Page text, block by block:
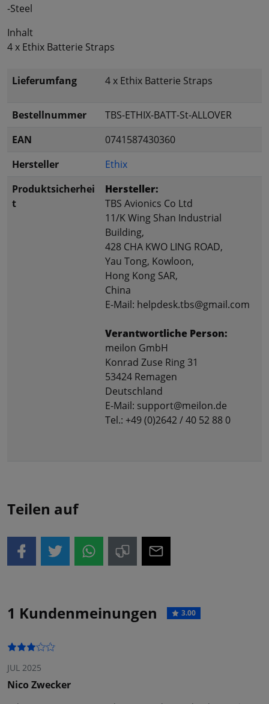
-Steel
Inhalt
4 x Ethix Batterie Straps
Lieferumfang 4 x Ethix Batterie Straps
Bestellnummer
TBS-ETHIX-BATT-St-ALLOVER
EAN
0741587430360
Hersteller
Ethix
Produktsicherhei
t
Hersteller:
TBS Avionics Co Ltd
11/K Wing Shan Industrial
Building,
428 CHA KWO LING ROAD,
Yau Tong, Kowloon,
Hong Kong SAR,
China
E-Mail: helpdesk.tbs@gmail.com
Verantwortliche Person:
meilon GmbH
Konrad Zuse Ring 31
53424 Remagen
Deutschland
E-Mail: support@meilon.de
Tel.: +49 (0)2642 / 40 52 88 0
Teilen auf
1 Kundenmeinungen 3.00
JUL 2025
Nico Zwecker